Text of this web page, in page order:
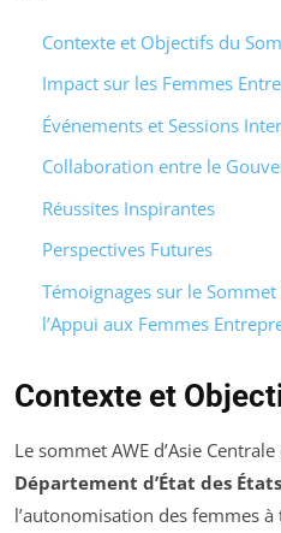
Contexte et Objectifs du
Impact sur les Femmes
Événements et Sessions
Collaboration entre le
Réussites Inspirantes
Perspectives Futures
Témoignages sur le Sommet
l’Appui aux Femmes
Contexte et
Le sommet AWE d’Asie
Département d’État des
l’autonomisation des femmes